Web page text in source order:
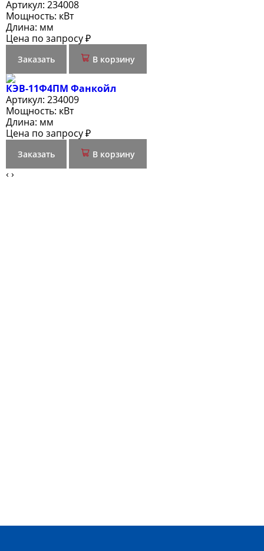
Артикул: 234008
Мощность: кВт
Длина: мм
Цена по запросу ₽
Заказать В корзину
КЭВ-11Ф4ПМ Фанкойл
Артикул: 234009
Мощность: кВт
Длина: мм
Цена по запросу ₽
Заказать В корзину
‹ ›